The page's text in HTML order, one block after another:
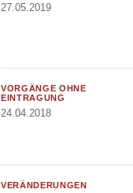
27.05.2019
VORGÄNGE OHNE
EINTRAGUNG
24.04.2018
VERÄNDERUNGEN